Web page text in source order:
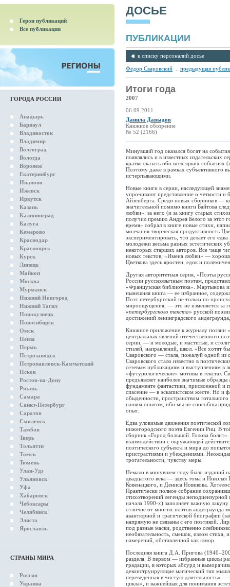
Герои публикаций
Все публикации
ГОРОДА РОССИИ
Анадырь
Барнаул
Владивосток
Владимир
Волгоград
Вологда
Воронеж
Екатеринбург
Иваново
Ижевск
Иркутск
Казань
Калининград
Калуга
Кемерово
Краснодар
Красноярск
Курск
Липецк
Майкоп
Москва
Мурманск
Нижний Новгород
Нижний Тагил
Новокузнецк
Новосибирск
Омск
Пенза
Пермь
Петрозаводск
Петропавловск-Камчатский
Псков
Ростов-на-Дону
Рязань
Самара
Санкт-Петербург
Саратов
Смоленск
Тамбов
Тверь
Тольятти
Томск
Тюмень
Улан-Удэ
Ульяновск
Уфа
Хабаровск
Чебоксары
Челябинск
Элиста
Ярославль
СТРАНЫ МИРА
Россия
Украина
ДОСЬЕ
ПУБЛИКАЦИИ
к списку персоналий досье
Фёдор Сваровский предыдущая
Итоги года
2007
06.09.2011
Данила Давыдов
Книжное обозрение
№ 52 (2166)
Минувший год оказался богат на
появлялись и в известных издательских
кратко сказать обо всех ярких
Поэтому даже в рамках субъективного
исчерпывающими.
Новые книги в серии, наследующей
упрочивают представление о четкости и
Айзенберга. Среди новых сборников —
значительной помимо книги Байтова
любви»: за него (и за книгу старых
получил премию Андрея Белого за этот
время» собрал в книге новые стихи,
молчания творческая продуктивность
экспериментировать, что делает его
молодежи весьма разных эстетических
некоторых старших авторов. Все чаще
новых текстов; «Имена любви» —
Цветкова здесь яростен, едок и
Другая авторитетная серия, «Поэты
России русскоязычным поэтам,
«Французская библиотека». Мартынова
нынешняя книга — ее избранное,
Поэт петербургский не только по
мироощущения, — это не изменяется за
«петербургского текста» русской
достижений ленинградского
Книжное приложение к журналу поэзии
центральных явлений отечественного
серии, — и молодые, и маститые, и
стилей, направлений, школ. «Все хотят
Сваровского — стала, пожалуй одной
Сваровского стало известно в
сетевым публикациям и выступлениям в
«футурологические» мотивы в текстах
предъявляет наиболее значимые
фундаменте фантастики, присвоенной
спасение — в эскапистском жесте. Но и
обыденности, пространством
нашим опытом, ибо мы не способны
опыт.
Едва уловимые движения поэтической
нижегородского поэта Евгении Риц. В
сборник «Город большой. Голова
взаимодействии с окружающей
поэтического субъекта и мира до
пристрастиями и убеждениями.
трогательности, чувству меры.
Немало в минувшем году было изданий
двадцатого века — здесь тома и Николая
Ковенацкого, и Дениса Новикова.
Практически полное собрание
стихотворений легенды
начала 1990-х) заполняет важную
отличие от многих поэтов андеграунда
авантюрной и трагической биографии
напрямую не связаны с его поэтикой.
под разные маски, родственно
необязательность, смешок, излом стиха,
намерений, обставленной как юмор.
Последняя книга Д.А. Пригова
раздела. В первом — избранные циклы
градации, в которых абсурд и
деконструирующие магический тип
переведенная в чистую длительность» —
цикла», и важнейшая для понимания